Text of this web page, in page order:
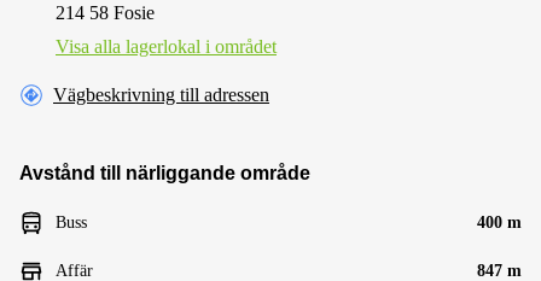
214 58 Fosie
Visa alla lagerlokal i området
Vägbeskrivning till adressen
Avstånd till närliggande område
Buss 400 m
Affär 847 m